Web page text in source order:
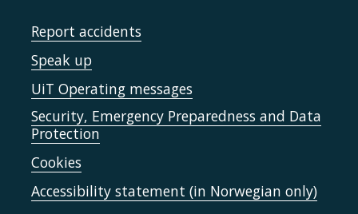
Report accidents
Speak up
UiT Operating messages
Security, Emergency Preparedness and Data
Protection
Cookies
Accessibility statement (in Norwegian only)